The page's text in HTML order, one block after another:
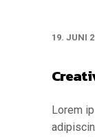
19. JUNI
Lorem